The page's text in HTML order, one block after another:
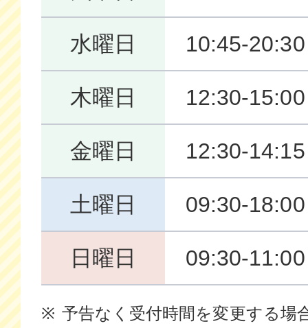
水曜日 10:45-20:30
木曜日 12:30-
金曜日 12:30-
土曜日 09:30-18:00
日曜日 09:30-
予告なく受付時間を変更する場